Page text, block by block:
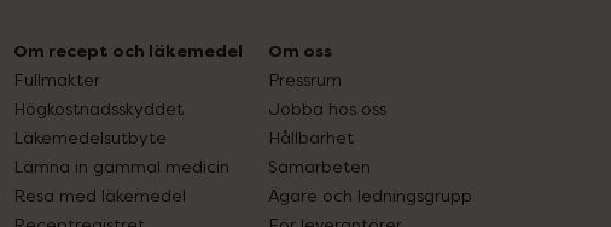
Om recept och läkemedel
Fullmakter
Högkostnadsskyddet
Läkemedelsutbyte
Lämna in gammal medicin
Resa med läkemedel
Om oss
Pressrum
Jobba hos oss
Hållbarhet
Samarbeten
Ägare och ledningsgrupp